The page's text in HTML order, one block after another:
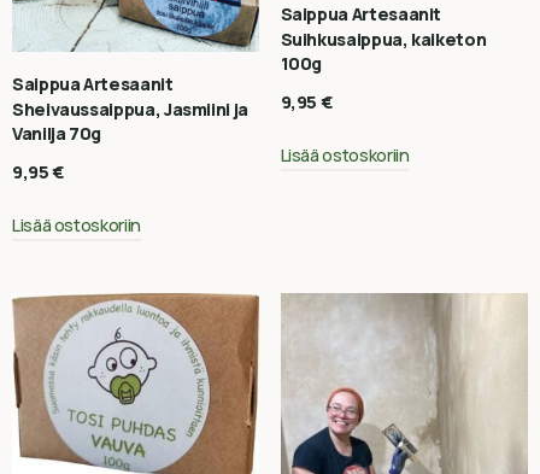
Saippua Artesaanit
Sheivaussaippua, Jasmiini ja
Vanilja 70g
9,95€
Lisää ostoskoriin
Saippua Artesaanit
Suihkusaippua, kaiketon
100g
9,95 €
Lisää ostoskoriin